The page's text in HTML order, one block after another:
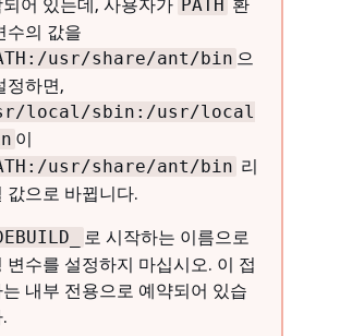
PATH
수의 값을
usr/share/ant/bin 으
정하면,
local/sbin:/usr/local
이
usr/share/ant/bin 리
값으로 바뀝니다.
로 시작하는 이름으로
변수를 설정하지 마십시오. 이 접
내부 전용으로 예약되어 있습